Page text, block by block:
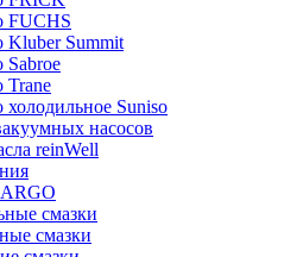
FUCHS
Kluber Summit
Sabroe
Trane
Suniso
насосов
reinWell
смазки
смазки